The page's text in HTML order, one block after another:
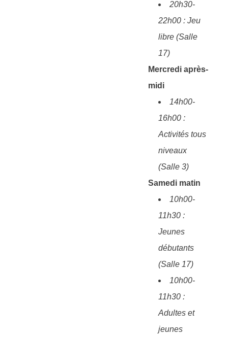
20h30-
22h00 : Jeu
libre (Salle
17)
Mercredi après-
midi
14h00-
16h00 :
Activités tous
niveaux
(Salle 3)
Samedi matin
10h00-
11h30 :
Jeunes
débutants
(Salle 17)
10h00-
11h30 :
Adultes et
jeunes